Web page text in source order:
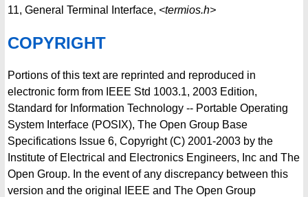
11, General Terminal Interface, <termios.h>
COPYRIGHT
Portions of this text are reprinted and reproduced in
electronic form from IEEE Std 1003.1, 2003 Edition,
Standard for Information Technology -- Portable Operating
System Interface (POSIX), The Open Group Base
Specifications Issue 6, Copyright (C) 2001-2003 by the
Institute of Electrical and Electronics Engineers, Inc and The
Open Group. In the event of any discrepancy between this
version and the original IEEE and The Open Group